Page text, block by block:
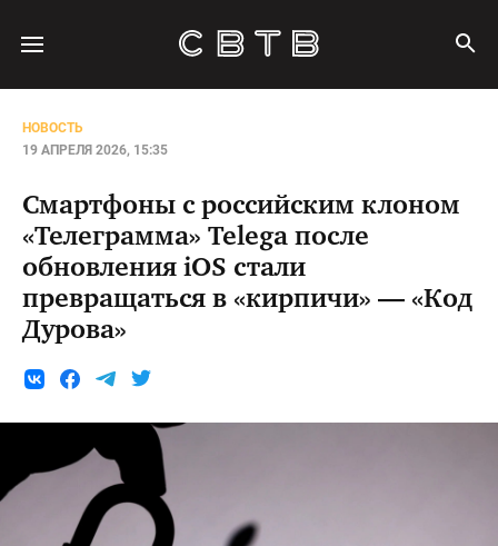
НОВОСТЬ
19 АПРЕЛЯ 2026, 15:35
Смартфоны с российским клоном
«Телеграмма» Telega после
обновления iOS стали
превращаться в «кирпичи» — «Код
Дурова»